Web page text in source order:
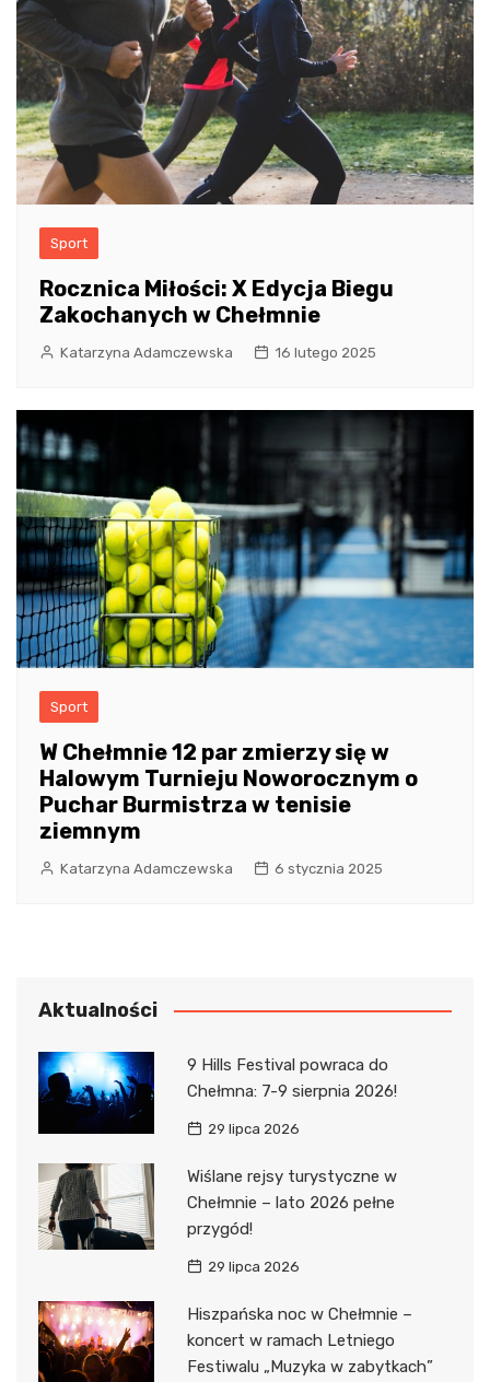
Sport
Rocznica Miłości: X Edycja Biegu
Zakochanych w Chełmnie
Katarzyna Adamczewska 16 lutego 2025
Sport
W Chełmnie 12 par zmierzy się w
Halowym Turnieju Noworocznym o
Puchar Burmistrza w tenisie
ziemnym
Katarzyna Adamczewska 6 stycznia 2025
Aktualności
9 Hills Festival powraca do
Chełmna: 7-9 sierpnia 2026!
29 lipca 2026
Wiślane rejsy turystyczne w
Chełmnie – lato 2026 pełne
przygód!
29 lipca 2026
Hiszpańska noc w Chełmnie –
koncert w ramach Letniego
Festiwalu „Muzyka w zabytkach”